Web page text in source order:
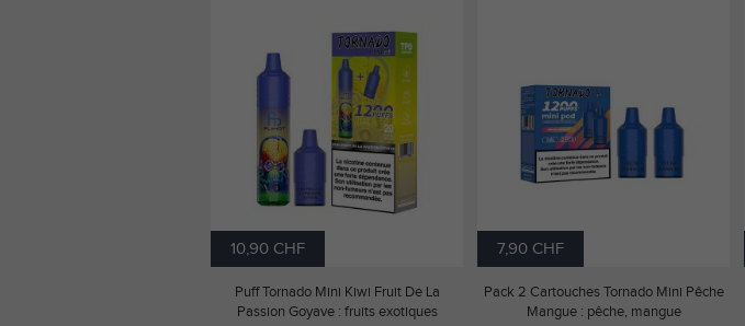
10,90 CHF
Puff Tornado Mini Kiwi Fruit De La
Passion Goyave : fruits exotiques
7,90 CHF
Pack 2 Cartouches Tornado Mini Pêche
Mangue : pêche, mangue